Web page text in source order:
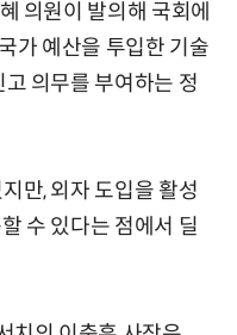
의원이 발의해 국회에
가 예산을 투입한 기술
의무를 부여하는 정
만, 외자 도입을 활성
수 있다는 점에서 딜